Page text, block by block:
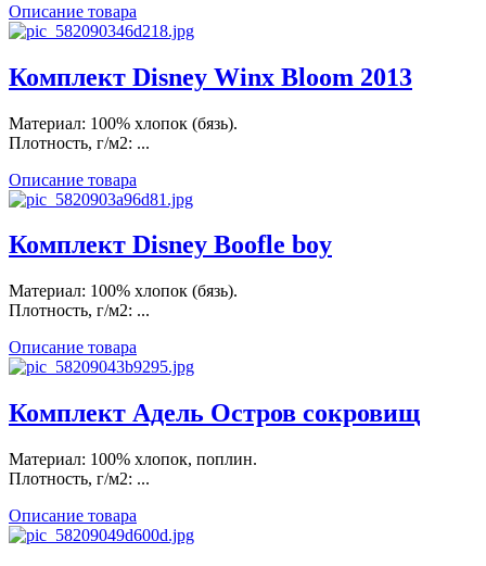
Описание товара
Комплект Disney Winx Bloom 2013
Материал: 100% хлопок (бязь).
Плотность, г/м2: ...
Описание товара
Комплект Disney Boofle boy
Материал: 100% хлопок (бязь).
Плотность, г/м2: ...
Описание товара
Комплект Адель Остров сокровищ
Материал: 100% хлопок, поплин.
Плотность, г/м2: ...
Описание товара